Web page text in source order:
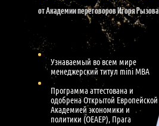
от Академии переговоров Игоря Рызова
Узнаваемый во всем мире
менеджерский титул mini MBA
Программа аттестована и
одобрена Открытой Европейской
Академией экономики и
политики (OEAEP), Прага